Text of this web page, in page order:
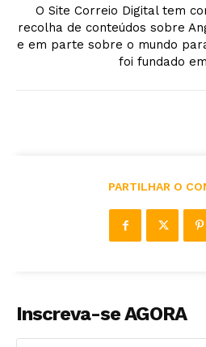
O Site Correio Digital tem
recolha de conteúdos sobre
e em parte sobre o mundo
foi fundado
PARTILHAR O
Inscreva-se AGORA